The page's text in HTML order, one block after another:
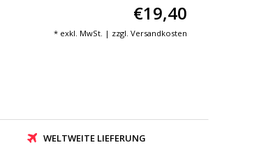
€19,40
* exkl. MwSt. | zzgl. Versandkosten
WELTWEITE LIEFERUNG